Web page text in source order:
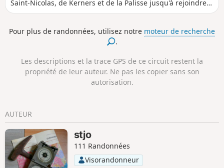
Saint-Nicolas, de Kerners et de la Palisse jusqu'à rejoindre
un autre sentier s'enfonçant dans les terres pour atteindre
des chemins coupant les deux dernières pointes pour
rejoindre celle de Saint-Nicolas et son superbe sentier
chose, celle d'être admiré une fois encore avant de
rejoindre le moulin de Pen Castel.
Pour plus de randonnées, utilisez notre moteur de recherche
.
Les descriptions et la trace GPS de ce circuit restent la
propriété de leur auteur. Ne pas les copier sans son
autorisation.
AUTEUR
stjo
111 Randonnées
Visorandonneur